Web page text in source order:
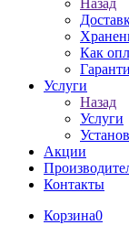
Назад
Как
Услуги
Назад
Услуги
Акции
Контакты
Корзина0